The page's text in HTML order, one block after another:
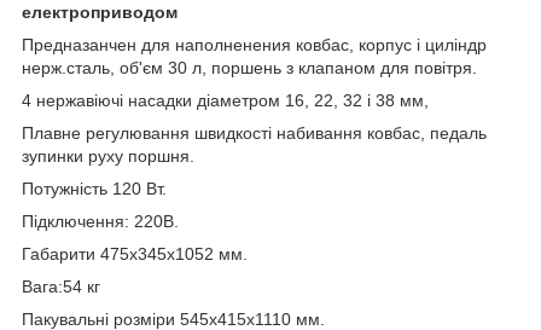
електроприводом
Предназанчен для наполненения ковбас, корпус і циліндр
нерж.сталь, об'єм 30 л, поршень з клапаном для повітря.
4 нержавіючі насадки діаметром 16, 22, 32 і 38 мм,
Плавне регулювання швидкості набивання ковбас, педаль
зупинки руху поршня.
Потужність 120 Вт.
Підключення: 220В.
Габарити 475х345х1052 мм.
Вага:54 кг
Пакувальні розміри 545х415х1110 мм.